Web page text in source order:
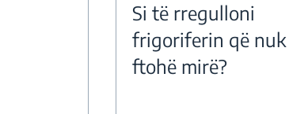
Si të rregulloni
frigoriferin që nuk
ftohë mirë?